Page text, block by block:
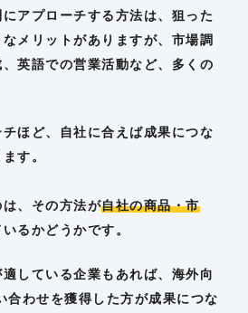
アプローチする方法は、狙った
メリットがありますが、市場調
英語での営業活動など、多くの
ほど、自社に合えば成果につな
す。
、その方法が自社の商品・市
るかどうかです。
している企業もあれば、海外向
わせを獲得した方が成果につな